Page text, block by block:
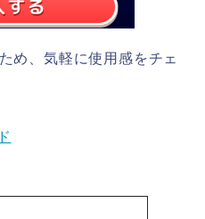
め、気軽に使用感をチェ